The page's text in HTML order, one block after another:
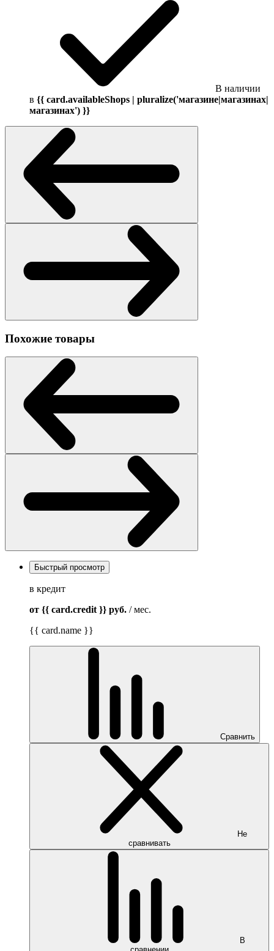
В наличии
в {{ card.availableShops | pluralize('магазине|магазинах|
магазинах') }}
Похожие товары
Быстрый просмотр
в кредит
от {{ card.credit }} руб. / мес.
{{ card.name }}
Сравнить
Не
сравнивать
В